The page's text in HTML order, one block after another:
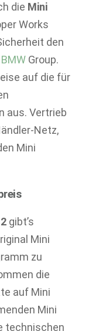
die Mini
Works
den
BMW Group.
auf die für
aus. Vertrieb
Netz,
Mini
gibt’s
Mini
zu
die
auf Mini
Mini
technischen